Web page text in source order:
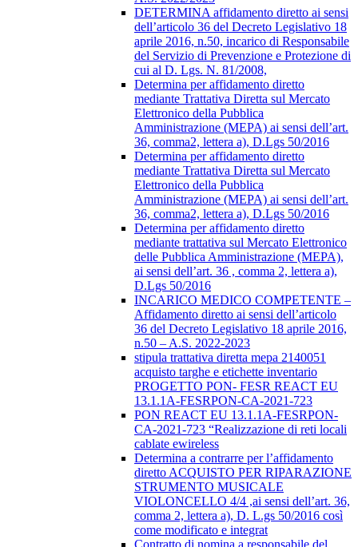
DETERMINA affidamento diretto ai sensi
dell’articolo 36 del Decreto Legislativo 18
aprile 2016, n.50, incarico di Responsabile
del Servizio di Prevenzione e Protezione di
cui al D. Lgs. N. 81/2008,
Determina per affidamento diretto
mediante Trattativa Diretta sul Mercato
Elettronico della Pubblica
Amministrazione (MEPA) ai sensi dell’art.
36, comma2, lettera a), D.Lgs 50/2016
Determina per affidamento diretto
mediante Trattativa Diretta sul Mercato
Elettronico della Pubblica
Amministrazione (MEPA) ai sensi dell’art.
36, comma2, lettera a), D.Lgs 50/2016
Determina per affidamento diretto
mediante trattativa sul Mercato Elettronico
delle Pubblica Amministrazione (MEPA),
ai sensi dell’art. 36 , comma 2, lettera a),
D.Lgs 50/2016
INCARICO MEDICO COMPETENTE –
Affidamento diretto ai sensi dell’articolo
36 del Decreto Legislativo 18 aprile 2016,
n.50 – A.S. 2022-2023
stipula trattativa diretta mepa 2140051
acquisto targhe e etichette inventario
PROGETTO PON- FESR REACT EU
13.1.1A-FESRPON-CA-2021-723
PON REACT EU 13.1.1A-FESRPON-
CA-2021-723 “Realizzazione di reti locali
cablate ewireless
Determina a contrarre per l’affidamento
diretto ACQUISTO PER RIPARAZIONE
STRUMENTO MUSICALE
VIOLONCELLO 4/4 ,ai sensi dell’art. 36,
comma 2, lettera a), D. L.gs 50/2016 così
come modificato e integrat